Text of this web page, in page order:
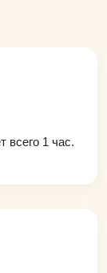
всего 1 час.